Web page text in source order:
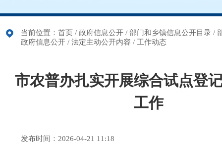
当前位置： 首页 / 政府信息公开 / 部门和乡镇信息公开目录 /
政府信息公开 / 法定主动公开内容 / 工作动态
市农普办扎实开展综合试点登
工作
发布时间：2026-04-21 11:18